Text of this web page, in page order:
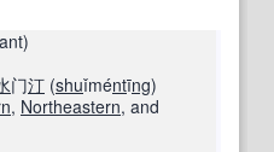
)
门汀 (shuǐméntīng)
, Northeastern, and